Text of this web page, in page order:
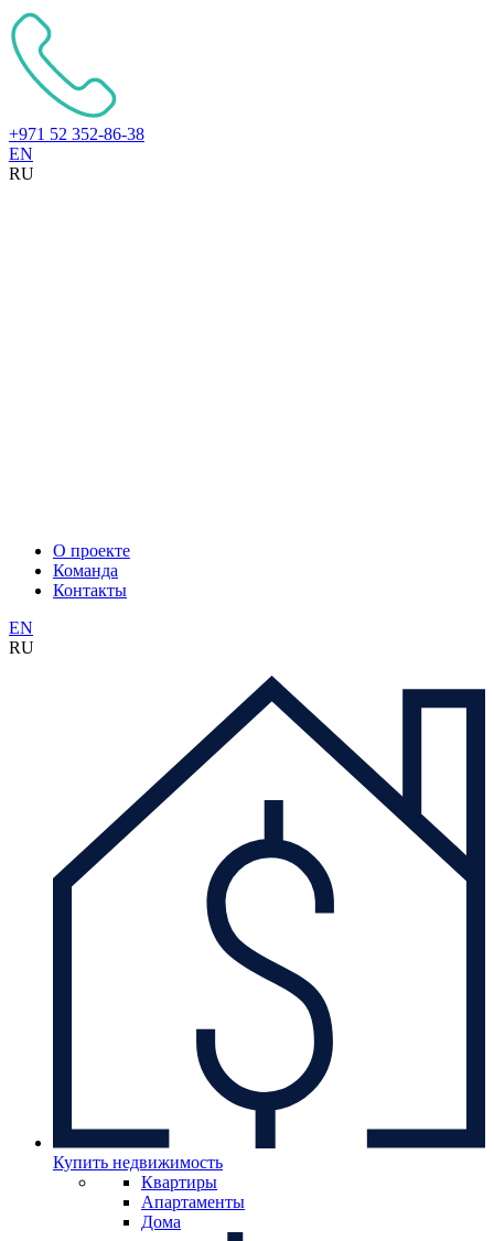
+971 52 352-86-38
EN
RU
О проекте
Команда
Контакты
EN
RU
Купить недвижимость
Квартиры
Апартаменты
Дома